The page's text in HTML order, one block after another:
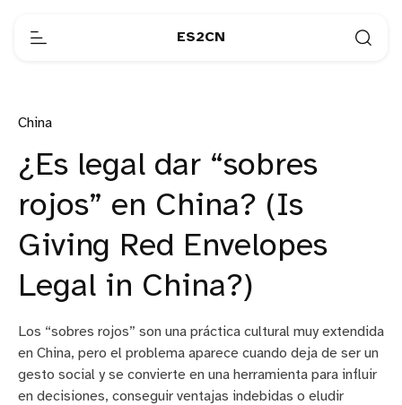
ES2CN
China
¿Es legal dar “sobres
rojos” en China? (Is
Giving Red Envelopes
Legal in China?)
Los “sobres rojos” son una práctica cultural muy extendida
en China, pero el problema aparece cuando deja de ser un
gesto social y se convierte en una herramienta para influir
en decisiones, conseguir ventajas indebidas o eludir